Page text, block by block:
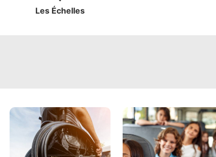
Les Échelles